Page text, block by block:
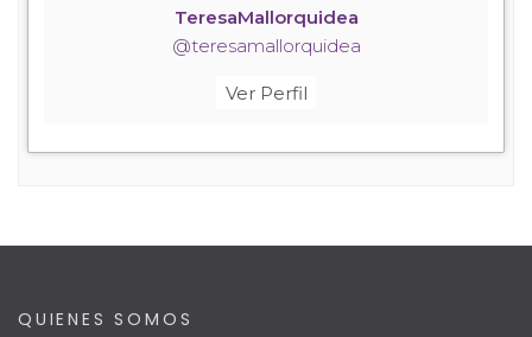
TeresaMallorquidea
@teresamallorquidea
Ver Perfil
QUIENES SOMOS